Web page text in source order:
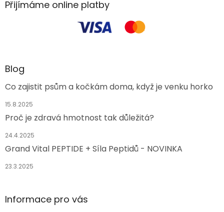
Přijímáme online platby
Blog
Co zajistit psům a kočkám doma, když je venku horko
15.8.2025
Proč je zdravá hmotnost tak důležitá?
24.4.2025
Grand Vital PEPTIDE + Síla Peptidů - NOVINKA
23.3.2025
Informace pro vás